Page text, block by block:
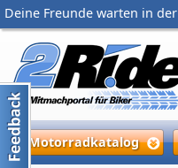
Deine Freunde warten in der
Motorradkatalog